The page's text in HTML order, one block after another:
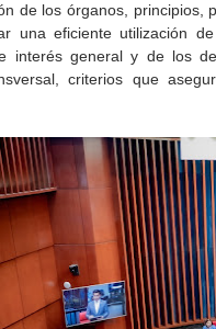
de los órganos, principios,
una eficiente utilización
interés general y de los
criterios que